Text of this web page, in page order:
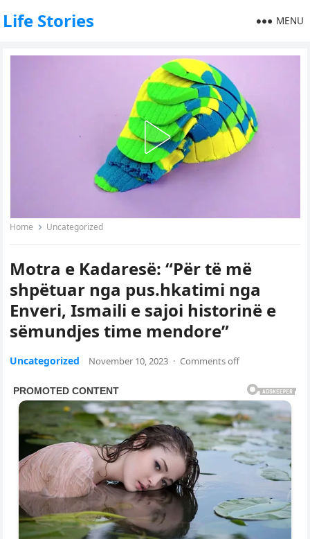
Life Stories MENU
Home Uncategorized
Motra e Kadaresë: “Për të më
shpëtuar nga pus.hkatimi nga
Enveri, Ismaili e sajoi historinë e
sëmundjes time mendore”
Uncategorized November 10, 2023 · Comments off